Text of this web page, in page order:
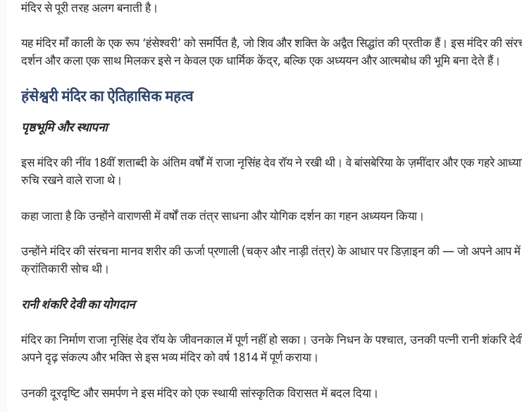
मंदिर से पूरी तरह अलग बनाती है।
यह मंदिर माँ काली के एक रूप ‘हंसेश्वरी’ को समर्पित है, जो शिव और शक्ति के अद्वैत सिद्धांत की प्रतीक हैं। इस मंदिर की
दर्शन और कला एक साथ मिलकर इसे न केवल एक धार्मिक केंद्र, बल्कि एक अध्ययन और आत्मबोध की भूमि बना देते हैं।
हंसेश्वरी मंदिर का ऐतिहासिक महत्व
पृष्ठभूमि और स्थापना
इस मंदिर की नींव 18वीं शताब्दी के अंतिम वर्षों में राजा नृसिंह देव रॉय ने रखी थी। वे बांसबेरिया के ज़मींदार और एक गहरे
रुचि रखने वाले राजा थे।
कहा जाता है कि उन्होंने वाराणसी में वर्षों तक तंत्र साधना और योगिक दर्शन का गहन अध्ययन किया।
उन्होंने मंदिर की संरचना मानव शरीर की ऊर्जा प्रणाली (चक्र और नाड़ी तंत्र) के आधार पर डिज़ाइन की — जो अपने आप
क्रांतिकारी सोच थी।
रानी शंकरि देवी का योगदान
मंदिर का निर्माण राजा नृसिंह देव रॉय के जीवनकाल में पूर्ण नहीं हो सका। उनके निधन के पश्चात, उनकी पत्नी रानी शंकरि
अपने दृढ़ संकल्प और भक्ति से इस भव्य मंदिर को वर्ष 1814 में पूर्ण कराया।
उनकी दूरदृष्टि और समर्पण ने इस मंदिर को एक स्थायी सांस्कृतिक विरासत में बदल दिया।